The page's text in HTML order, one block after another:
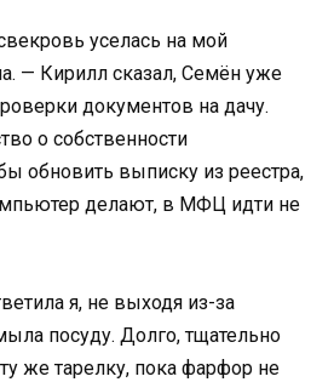
уселась на мой
— Кирилл сказал, Семён уже
документов на дачу.
о собственности
обновить выписку из реестра,
делают, в МФЦ идти не
я, не выходя из-за
посуду. Долго, тщательно
же тарелку, пока фарфор не